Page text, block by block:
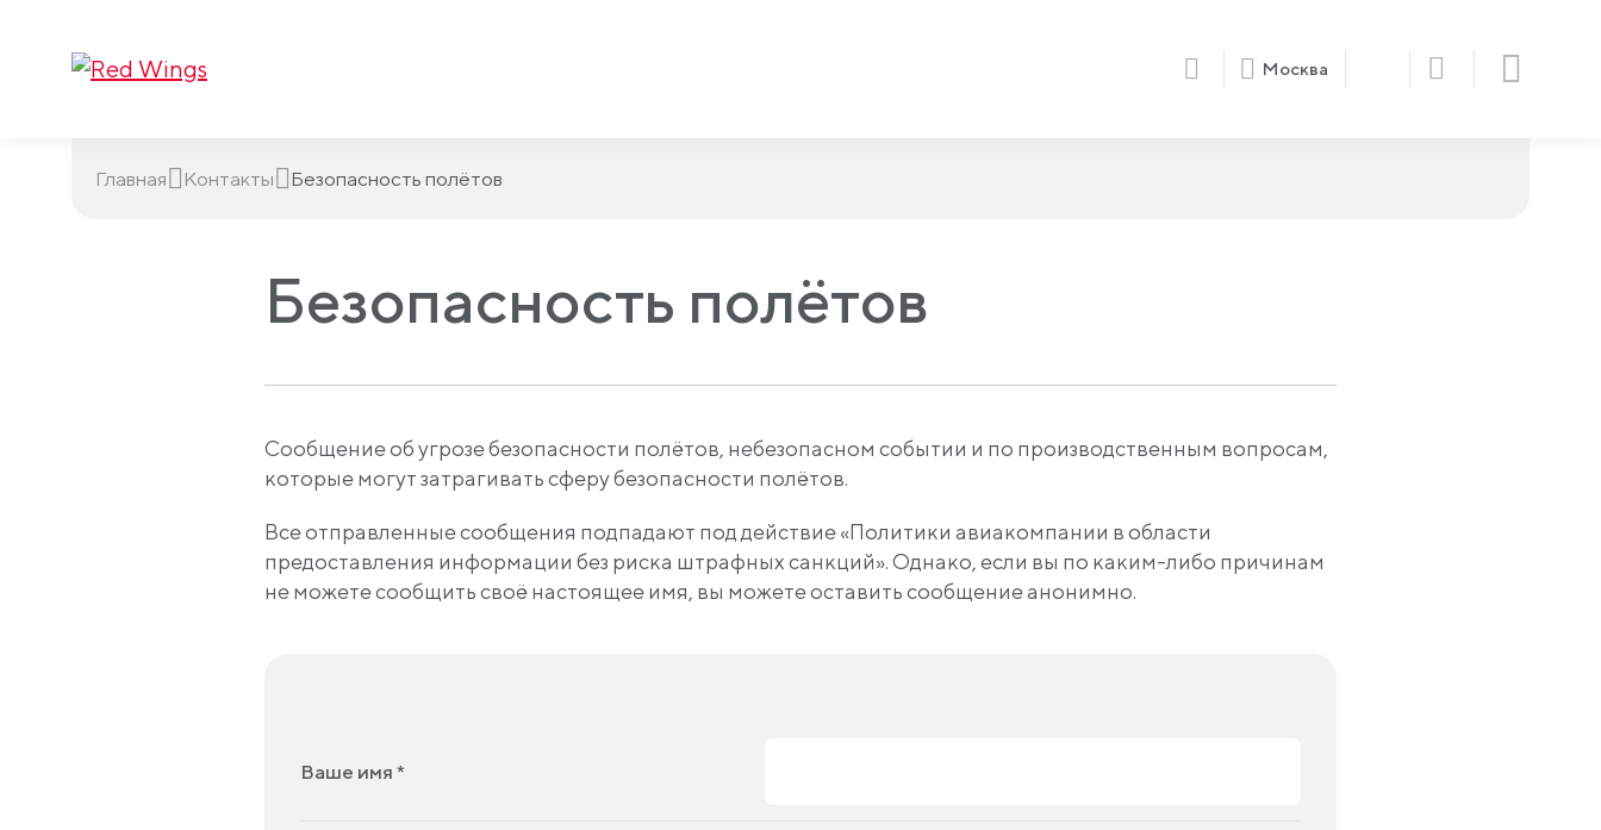
Москва
Главная Контакты Безопасность полётов
Безопасность полётов
Сообщение об угрозе безопасности полётов, небезопасном событии и по производственным вопросам,
которые могут затрагивать сферу безопасности полётов.
Все отправленные сообщения подпадают под действие «Политики авиакомпании в области
предоставления информации без риска штрафных санкций». Однако, если вы по каким-либо причинам
не можете сообщить своё настоящее имя, вы можете оставить сообщение анонимно.
Ваше имя *